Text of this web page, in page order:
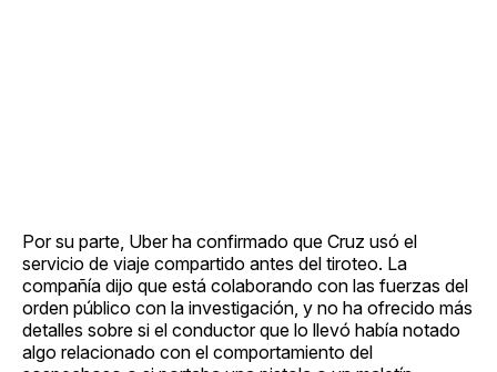
Por su parte, Uber ha confirmado que Cruz usó el
servicio de viaje compartido antes del tiroteo. La
compañía dijo que está colaborando con las fuerzas del
orden público con la investigación, y no ha ofrecido más
detalles sobre si el conductor que lo llevó había notado
algo relacionado con el comportamiento del